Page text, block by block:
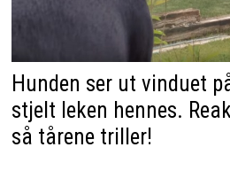
Hunden ser ut vinduet
stjelt leken hennes.
så tårene triller!